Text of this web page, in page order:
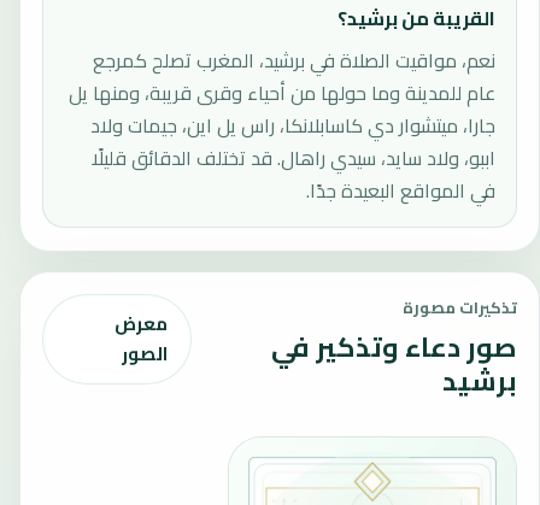
القريبة من برشيد؟
نعم، مواقيت الصلاة في برشيد، المغرب تصلح كمرجع
عام للمدينة وما حولها من أحياء وقرى قريبة، ومنها يل
جارا، ميتشوار دي كاسابلانكا، راس يل اين، جيمات ولاد
اببو، ولاد سايد، سيدي راهال. قد تختلف الدقائق قليلًا
في المواقع البعيدة جدًا.
تذكيرات مصورة
صور دعاء وتذكير في
برشيد
معرض
الصور